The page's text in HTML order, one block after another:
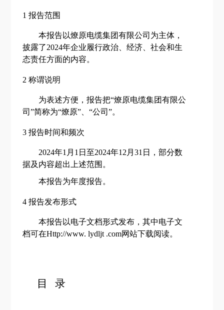
1报告范围
本报告以燎原电缆集团有限公司为主体，
披露了2024年企业履行政治、经济、社会和生
态责任方面的内容。
2称谓说明
为表述方便，报告把“燎原电缆集团有限公
司”简称为“燎原”、“公司”。
3报告时间和频次
2024年1 月 1 日至2024年12 月31 日，部分数
据及内容超出上述范围。
本报告为年度报告。
4报告发布形式
本报告以电子文档形式发布，其中电子文
档可在Http://www. lydljt .com网站下载阅读。
目 录